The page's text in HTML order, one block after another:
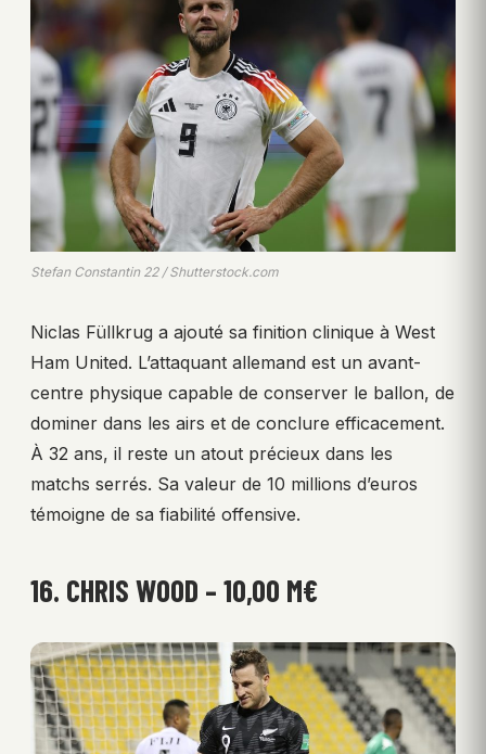
Stefan Constantin 22 / Shutterstock.com
Niclas Füllkrug a ajouté sa finition clinique à West
Ham United. L’attaquant allemand est un avant-
centre physique capable de conserver le ballon, de
dominer dans les airs et de conclure efficacement.
À 32 ans, il reste un atout précieux dans les
matchs serrés. Sa valeur de 10 millions d’euros
témoigne de sa fiabilité offensive.
16. CHRIS WOOD – 10,00 M€